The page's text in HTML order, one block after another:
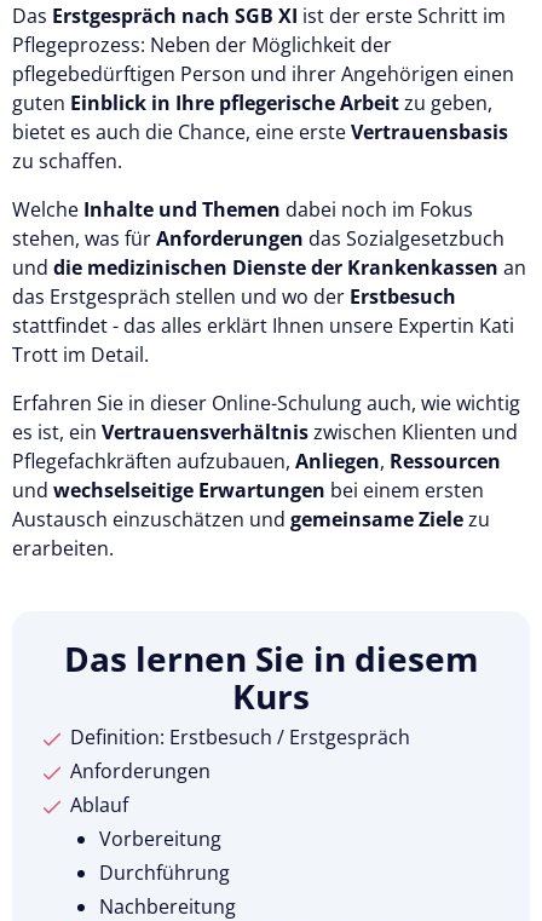
Das Erstgespräch nach SGB XI ist der erste Schritt im
Pflegeprozess: Neben der Möglichkeit der
pflegebedürftigen Person und ihrer Angehörigen einen
guten Einblick in Ihre pflegerische Arbeitzu geben,
bietet es auch die Chance, eine ersteVertrauensbasis
zu schaffen.
Welche Inhalte und Themen dabei noch im Fokus
stehen, was fürAnforderungen das Sozialgesetzbuch
und die medizinischen Dienste der Krankenkassen an
das Erstgespräch stellen und wo der Erstbesuch
stattfindet - das alles erklärt Ihnen unsere Expertin Kati
Trott im Detail.
Erfahren Sie in dieser Online-Schulung auch, wie wichtig
es ist, ein Vertrauensverhältniszwischen Klienten und
Pflegefachkräften aufzubauen, Anliegen, Ressourcen
und wechselseitige Erwartungen bei einem ersten
Austausch einzuschätzen und gemeinsame Zielezu
erarbeiten.
Das lernen Sie in diesem
Kurs
Definition: Erstbesuch / Erstgespräch
Anforderungen
Ablauf
Vorbereitung
Durchführung
Nachbereitung